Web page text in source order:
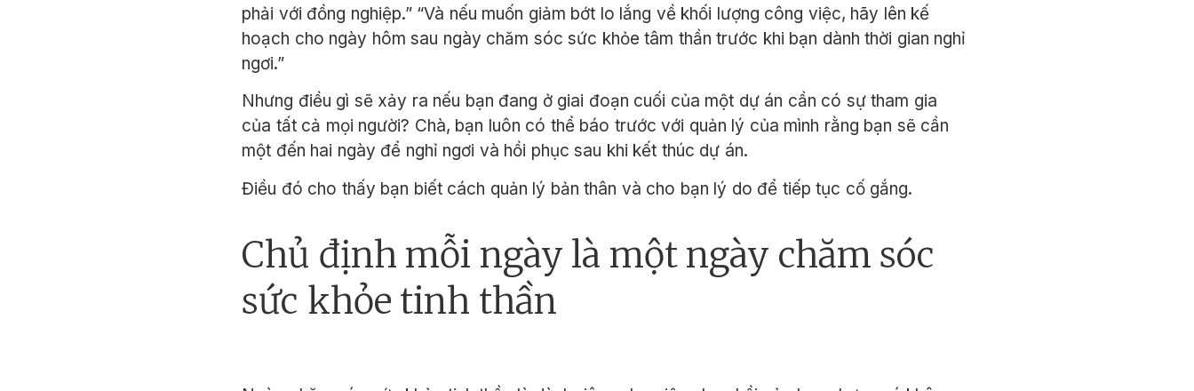
phải với đồng nghiệp.” “Và nếu muốn giảm bớt lo lắng về khối lượng công việc, hãy lên kế
hoạch cho ngày hôm sau ngày chăm sóc sức khỏe tâm thần trước khi bạn dành thời gian nghỉ
ngơi.”
Nhưng điều gì sẽ xảy ra nếu bạn đang ở giai đoạn cuối của một dự án cần có sự tham gia
của tất cả mọi người? Chà, bạn luôn có thể báo trước với quản lý của mình rằng bạn sẽ cần
một đến hai ngày để nghỉ ngơi và hồi phục sau khi kết thúc dự án.
Điều đó cho thấy bạn biết cách quản lý bản thân và cho bạn lý do để tiếp tục cố gắng.
Chủ định mỗi ngày là một ngày chăm sóc
sức khỏe tinh thần